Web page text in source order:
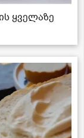
ყველაზე